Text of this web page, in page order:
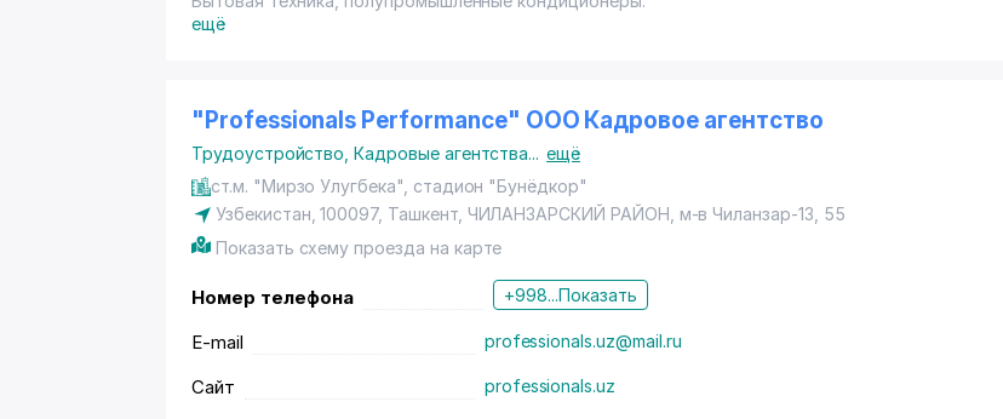
ещё
"Professionals Performance" ООО Кадровое агентство
Трудоустройство ,Кадровые агентства... ещё
ст.м. "Мирзо Улугбека", стадион "Бунёдкор"
Узбекистан, 100097, Ташкент, ЧИЛАНЗАРСКИЙ РАЙОН м-в Чиланзар-13 , 55
Показать схему проезда на карте
Номер телефона +998...Показать
E-mail professionals.uz@mail.ru
Сайт professionals.uz